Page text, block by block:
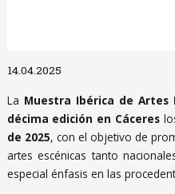
14.04.2025
La Muestra Ibérica de Artes
décima edición en Cáceres
de 2025, con el objetivo de
artes escénicas tanto
especial énfasis en las